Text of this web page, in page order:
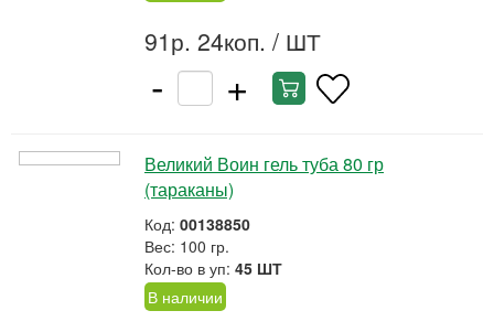
91р. 24коп. / ШТ
- +
Великий Воин гель туба 80 гр
(тараканы)
Код: 00138850
Вес: 100 гр.
Кол-во в уп: 45 ШТ
В наличии